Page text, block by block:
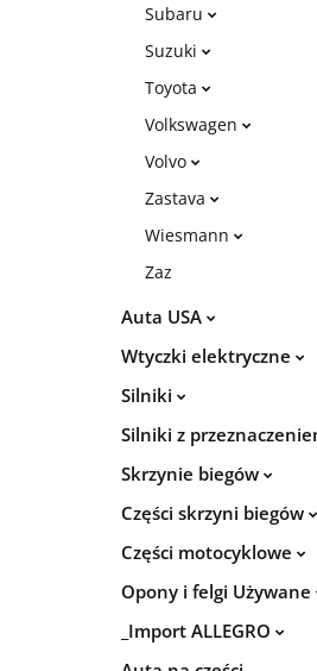
Subaru
Suzuki
Toyota
Volkswagen
Volvo
Zastava
Wiesmann
Zaz
Auta USA
Wtyczki elektryczne
Silniki
Silniki z
Skrzynie biegów
Części skrzyni biegów
Części motocyklowe
Opony i felgi Używane
_Import ALLEGRO